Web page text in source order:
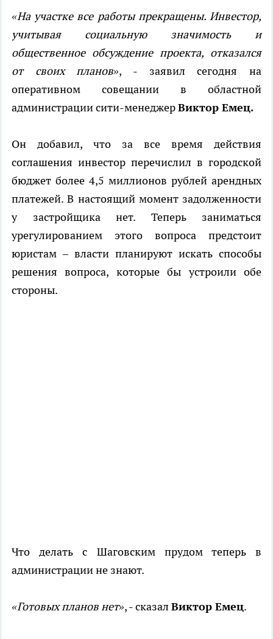
«На участке все работы прекращены. Инвестор,
учитывая социальную значимость и
общественное обсуждение проекта, отказался
от своих планов», - заявил сегодня на
оперативном совещании в областной
администрации сити-менеджерВиктор Емец.
Он добавил, что за все время действия
соглашения инвестор перечислил в городской
бюджет более 4,5 миллионов рублей арендных
платежей. В настоящий момент задолженности
у застройщика нет. Теперь заниматься
урегулированием этого вопроса предстоит
юристам – власти планируют искать способы
решения вопроса, которые бы устроили обе
стороны.
Что делать с Шаговским прудом теперь в
администрации не знают.
«Готовых планов нет», - сказал Виктор Емец.